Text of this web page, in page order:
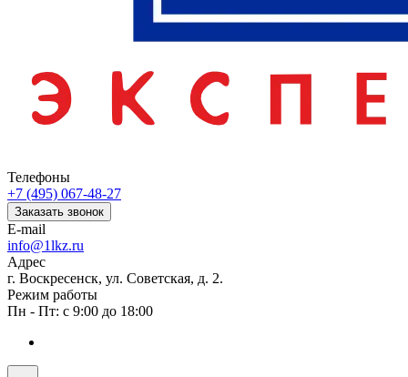
Телефоны
+7 (495) 067-48-27
Заказать звонок
E-mail
info@1lkz.ru
Адрес
г. Воскресенск, ул. Советская, д. 2.
Режим работы
Пн - Пт: с 9:00 до 18:00